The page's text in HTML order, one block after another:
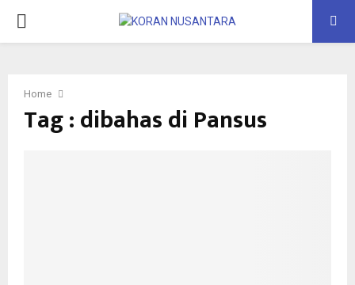
PRIMARY
Home
Tag : dibahas di Pansus